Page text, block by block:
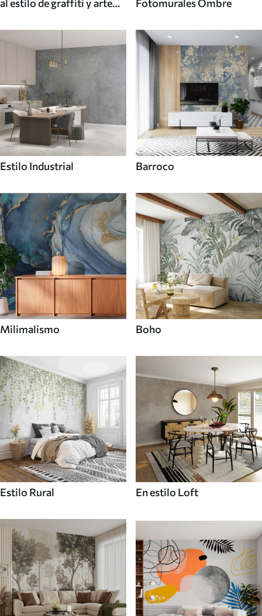
al estilo de graffiti y arte
Fotomurales Ombre
Estilo Industrial Barroco
Milimalismo Boho
Estilo Rural En estilo Loft